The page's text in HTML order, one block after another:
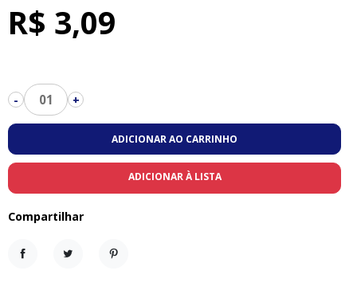
R$ 3,09
- 01 +
ADICIONAR AO CARRINHO
ADICIONAR À LISTA
Compartilhar